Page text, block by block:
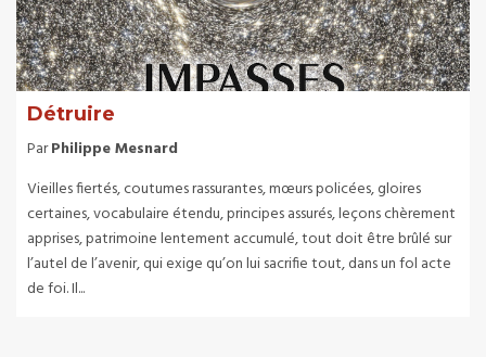
Détruire
ParPhilippe Mesnard
Vieilles fiertés, coutumes rassurantes, mœurs policées, gloires
certaines, vocabulaire étendu, principes assurés, leçons chèrement
apprises, patrimoine lentement accumulé, tout doit être brûlé sur
l’autel de l’avenir, qui exige qu’on lui sacrifie tout, dans un fol acte
de foi. Il...